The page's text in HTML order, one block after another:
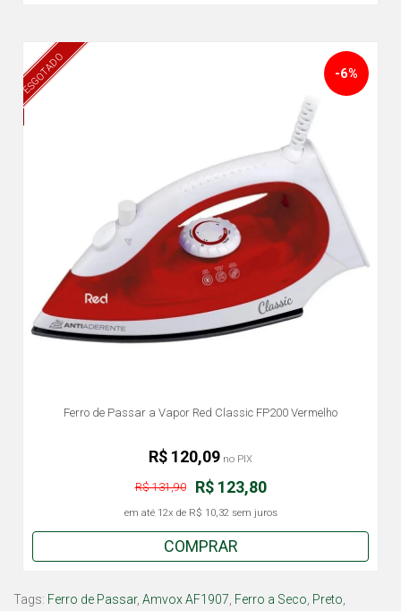
ESGOTADO
Ferro de Passar a Vapor Red Classic FP200 Vermelho
-6%
R$ 123,80
R$ 131,90
em até 12x de R$ 10,32sem juros
R$ 120,09 no PIX
COMPRAR
Tags: Ferro de Passar, Amvox AF1907 Ferro a Seco Preto